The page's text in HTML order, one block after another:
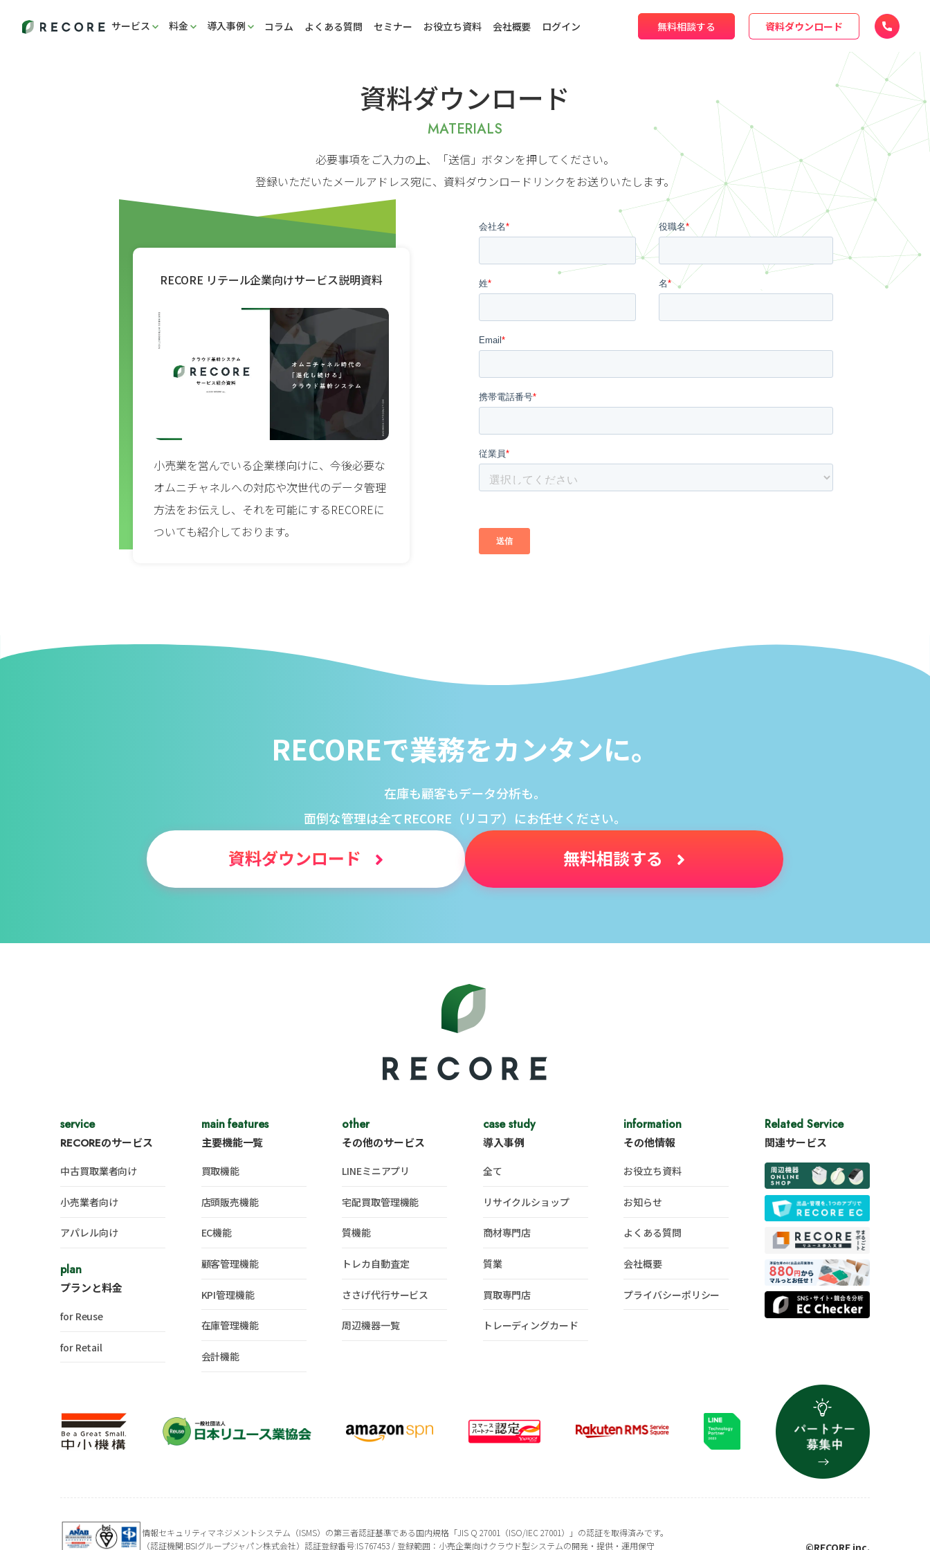
サービス 料金 導入事例 コラム よくある質問 セミナー お役立ち資料 会社概要 ログイン 無料相談する 資料ダウンロード
資料ダウンロード
MATERIALS
必要事項をご入力の上、「送信」ボタンを押してください。
登録いただいたメールアドレス宛に、資料ダウンロードリンクをお送りいたします。
RECORE リテール企業向けサービス説明資料
小売業を営んでいる企業様向けに、今後必要な
オムニチャネルへの対応や次世代のデータ管理
方法をお伝えし、それを可能にするRECOREに
ついても紹介しております。
RECOREで業務をカンタンに。
在庫も顧客もデータ分析も。
面倒な管理は全てRECORE（リコア）にお任せください。
資料ダウンロード 無料相談する
service
RECOREのサービス
中古買取業者向け
小売業者向け
アパレル向け
plan
プランと料金
for Reuse
for Retail
main features
主要機能一覧
買取機能
店頭販売機能
EC機能
顧客管理機能
KPI管理機能
在庫管理機能
会計機能
other
その他のサービス
LINEミニアプリ
宅配買取管理機能
質機能
トレカ自動査定
ささげ代行サービス
周辺機器一覧
case study
導入事例
全て
リサイクルショップ
商材専門店
質業
買取専門店
トレーディングカード
information
その他情報
お役立ち資料
お知らせ
よくある質問
会社概要
プライバシーポリシー
Related Service
関連サービス
情報セキュリティマネジメントシステム（ISMS）の第三者認証基準である国内規格「JIS Q 27001（ISO/IEC 27001）」の認証を取得済みです。
（認証機関:BSIグループジャパン株式会社）認証登録番号:IS 767453 / 登録範囲：小売企業向けクラウド型システムの開発・提供・運用保守
©RECORE inc.
forRetail小売業の方向けサービス 資料ダウンロードの一覧へ
forRetail小売業の方向けサービス お問い合わせフォームへ